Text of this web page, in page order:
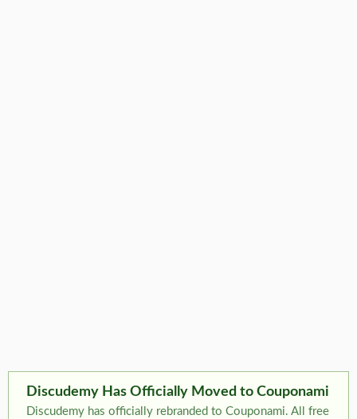
Discudemy Has Officially Moved to Couponami
Discudemy has officially rebranded to Couponami. All free